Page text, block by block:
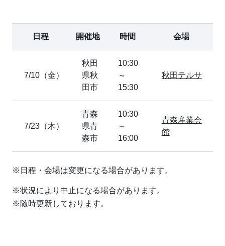
日程 開催地 時間 会場
7/10（金）
秋田
県秋
田市
10:30
～
15:30
秋田テルサ
7/23（木）
青森
県青
森市
10:30
～
16:00
青森産業会
館
※日程・会場は変更になる場合があります。
※状況により中止になる場合があります。
※随時更新しております。